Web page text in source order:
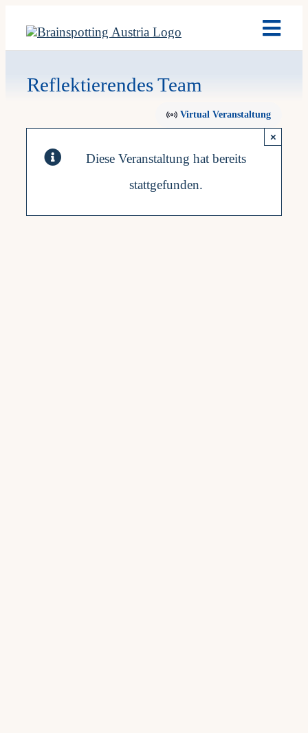
Reflektierendes Team
Virtual Veranstaltung
Diese Veranstaltung hat bereits
stattgefunden.
×